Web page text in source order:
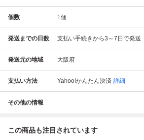
個数 1個
発送までの日数 支払い手続きから3～7日で発送
発送元の地域 大阪府
支払い方法 Yahoo!かんたん決済 詳細
その他の情報
この商品も注目されています